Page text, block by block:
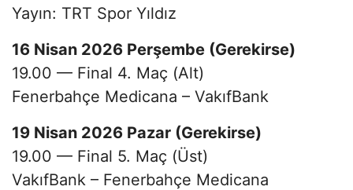
Yayın: TRT Spor Yıldız
16 Nisan 2026 Perşembe (Gerekirse)
19.00 — Final 4. Maç (Alt)
Fenerbahçe Medicana – VakıfBank
19 Nisan 2026 Pazar (Gerekirse)
19.00 — Final 5. Maç (Üst)
VakıfBank – Fenerbahçe Medicana